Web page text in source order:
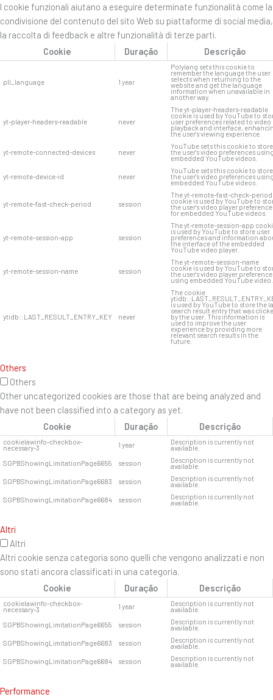
I cookie funzionali aiutano a eseguire determinate funzionalità come la
condivisione del contenuto del sito Web su piattaforme di social media,
la raccolta di feedback e altre funzionalità di terze parti.
Cookie
Duração Descrição
pll_language 1 year
Polylang sets this cookie to
remember the language the user
selects when returning to the
website and get the language
information when unavailable in
another way.
yt-player-headers-readable never
The yt-player-headers-readable
cookie is used by YouTube to
user preferences related to video
playback and interface,
the user's viewing experience.
yt-remote-connected-devices never
YouTube sets this cookie to store
the user's video preferences
embedded YouTube videos.
yt-remote-device-id never
YouTube sets this cookie to store
the user's video preferences
embedded YouTube videos.
yt-remote-fast-check-period session
The yt-remote-fast-check-period
cookie is used by YouTube to
the user's video player
for embedded YouTube videos.
yt-remote-session-app session
The yt-remote-session-app
is used by YouTube to store user
preferences and information
the interface of the embedded
YouTube video player.
yt-remote-session-name session
The yt-remote-session-name
cookie is used by YouTube to
the user's video player
using embedded YouTube video.
ytidb::LAST_RESULT_ENTRY_KEY never
The cookie
is used by YouTube to store the
search result entry that was
by the user. This information is
used to improve the user
experience by providing more
relevant search results in the
future.
Others
Others
Other uncategorized cookies are those that are being analyzed and
have not been classified into a category as yet.
Cookie
Duração Descrição
cookielawinfo-checkbox-
necessary-3 1 year Description is currently not
available.
SGPBShowingLimitationPage6655
session Description is currently not
available.
SGPBShowingLimitationPage6683
session Description is currently not
available.
SGPBShowingLimitationPage6684
session Description is currently not
available.
Altri
Altri
Altri cookie senza categoria sono quelli che vengono analizzati e non
sono stati ancora classificati in una categoria.
Cookie
Duração Descrição
cookielawinfo-checkbox-
necessary-3 1 year Description is currently not
available.
SGPBShowingLimitationPage6655
session Description is currently not
available.
SGPBShowingLimitationPage6683
session Description is currently not
available.
SGPBShowingLimitationPage6684
session Description is currently not
available.
Performance